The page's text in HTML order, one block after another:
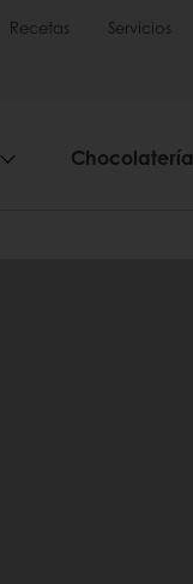
Recetas Servicios
Chocolatería